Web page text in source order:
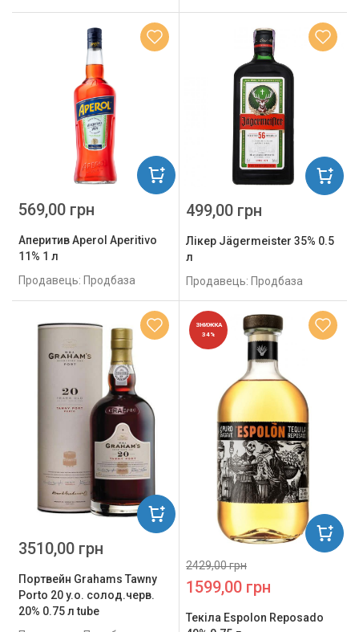
Аперитив Aperol Aperitivo
11% 1 л
Продавець: Продбаза
569,00 грн
Лікер Jägermeister 35% 0.5
л
Продавець: Продбаза
499,00 грн
Портвейн Grahams Tawny
Porto 20 y.o. солод.черв.
20% 0.75 л tube
3510,00 грн
ЗНИЖКА
34%
Текіла Espolon Reposado
2429,00 грн
1599,00 грн